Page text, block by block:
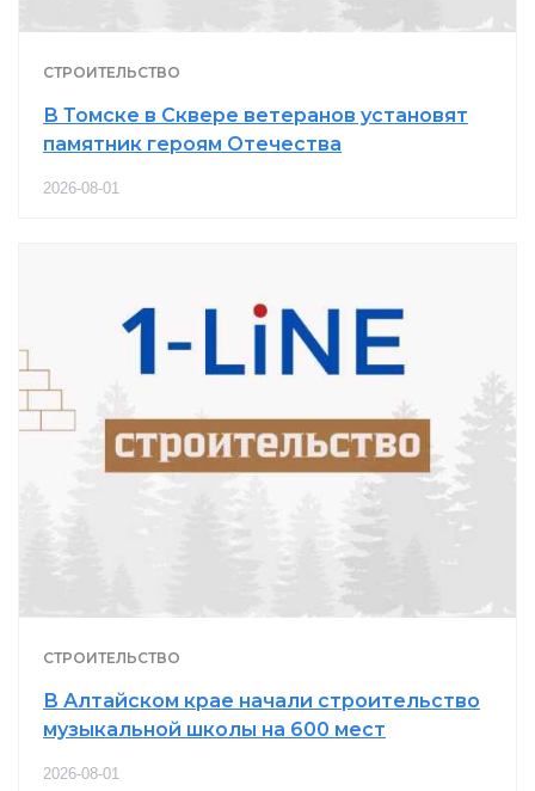
СТРОИТЕЛЬСТВО
В Томске в Сквере ветеранов установят
памятник героям Отечества
2026-08-01
СТРОИТЕЛЬСТВО
В Алтайском крае начали строительство
музыкальной школы на 600 мест
2026-08-01